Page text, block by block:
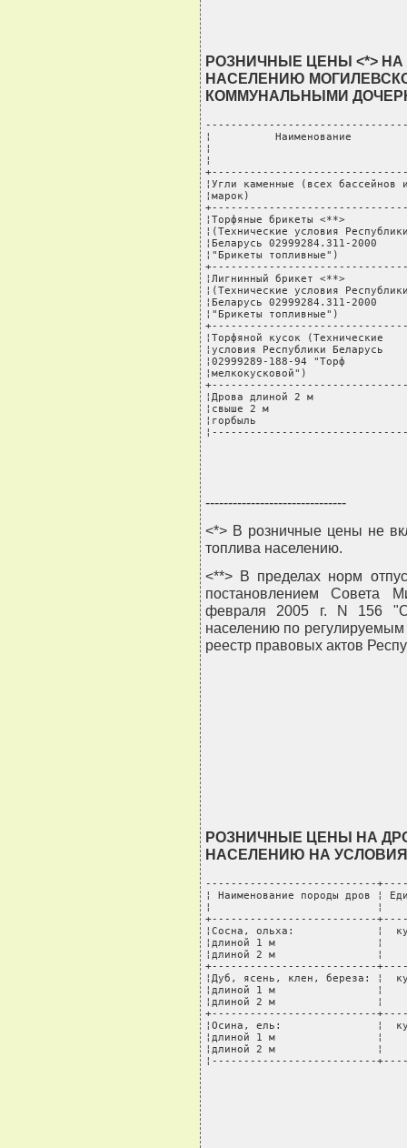
РОЗНИЧНЫЕ ЦЕНЫ <*>
НАСЕЛЕНИЮ
КОММУНАЛЬНЫМИ
¦          Наименование
¦                               ¦
¦
¦Угли каменные (всех
¦марок)
¦Торфяные брикеты <**>
¦(Технические условия
¦Беларусь
¦"Брикеты топливные")
¦Лигнинный брикет <**>
¦(Технические условия
¦Беларусь
¦"Брикеты топливные")
¦Торфяной кусок
¦условия Республики
¦02999289-188-94
¦мелкокусковой")
¦Дрова длиной 2 м
¦свыше 2 м
¦горбыль
-------------------------------
<*> В розничные цены не
топлива населению.
<**> В пределах норм
постановлением Совета
февраля 2005 г. N 156 "О
населению по
реестр правовых актов
РОЗНИЧНЫЕ ЦЕНЫ НА
НАСЕЛЕНИЮ НА
---------------------------
¦ Наименование породы дров ¦
¦                          ¦
+--------------------------
¦Сосна, ольха:             ¦
¦длиной 1 м
¦длиной 2 м
+--------------------------
¦Дуб, ясень, клен, береза:
¦длиной 1 м
¦длиной 2 м
+--------------------------
¦Осина, ель:               ¦
¦длиной 1 м
¦длиной 2 м
¦--------------------------